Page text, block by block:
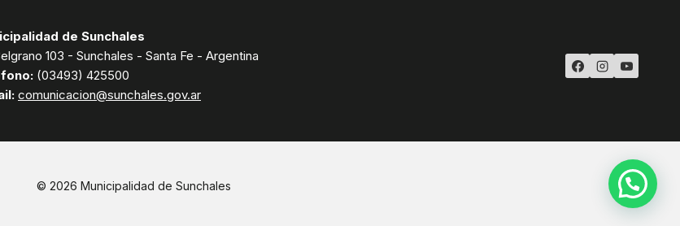
de Sunchales
103 - Sunchales - Santa Fe - Argentina
(03493) 425500
comunicacion@sunchales.gov.ar
© 2026 Municipalidad de Sunchales